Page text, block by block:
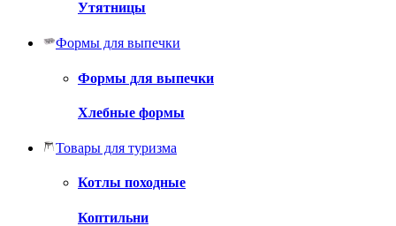
Утятницы
Формы для выпечки
Формы для выпечки
Хлебные формы
Товары для туризма
Котлы походные
Коптильни